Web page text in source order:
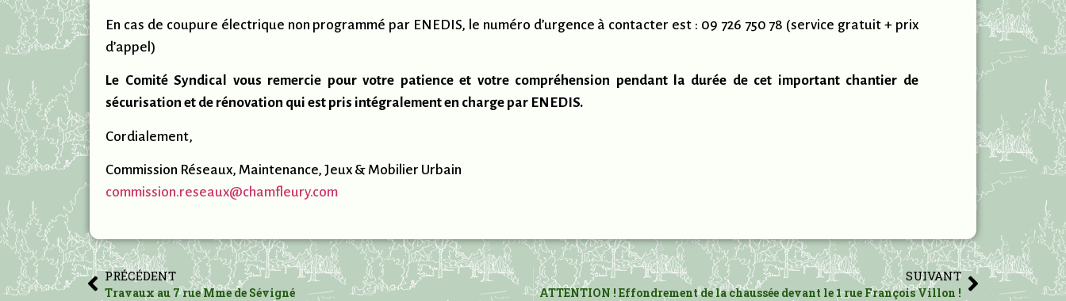
En cas de coupure électrique non programmé par ENEDIS, le numéro d’urgence à contacter est : 09 726 750 78 (service gratuit + prix
d’appel)
Le Comité Syndical vous remercie pour votre patience et votre compréhension pendant la durée de cet important chantier de
sécurisation et de rénovation qui est pris intégralement en charge par ENEDIS.
Cordialement,
Commission Réseaux, Maintenance, Jeux & Mobilier Urbain
commission.reseaux@chamfleury.com
PRÉCÉDENT
Travaux au 7 rue Mme de Sévigné
SUIVANT
ATTENTION ! Effondrement de la chaussée devant le 1 rue François Villon !